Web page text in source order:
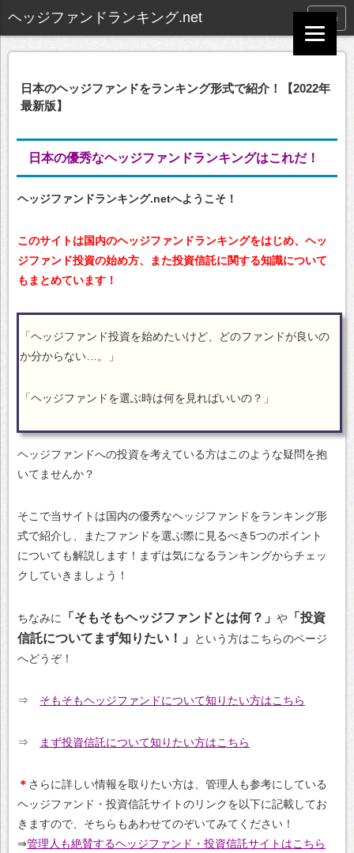
ヘッジファンドランキング.net menu
日本のヘッジファンドをランキング形式で紹介！【2022年
最新版】
日本の優秀なヘッジファンドランキングはこれだ！
ヘッジファンドランキング.netへようこそ！
このサイトは国内のヘッジファンドランキングをはじめ、ヘッ
ジファンド投資の始め方、また投資信託に関する知識について
もまとめています！
「ヘッジファンド投資を始めたいけど、どのファンドが良いの
か分からない…。」
「ヘッジファンドを選ぶ時は何を見ればいいの？」
ヘッジファンドへの投資を考えている方はこのような疑問を抱
いてませんか？
そこで当サイトは国内の優秀なヘッジファンドをランキング形
式で紹介し、またファンドを選ぶ際に見るべき5つのポイント
についても解説します！まずは気になるランキングからチェッ
クしていきましょう！
ちなみに 「そもそもヘッジファンドとは何？」 や 「投資
信託についてまず知りたい！」
という方はこちらのページ
へどうぞ！
⇒ そもそもヘッジファンドについて知りたい方はこちら
⇒ まず投資信託について知りたい方はこちら
＊ さらに詳しい情報を取りたい方は、管理人も参考にしている
ヘッジファンド・投資信託サイトのリンクを以下に記載してお
きますので、そちらもあわせてのぞいてみてください！
⇒管理人も絶賛するヘッジファンド・投資信託サイトはこちら